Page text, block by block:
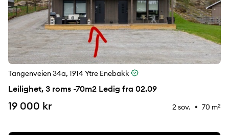
Tangenveien 34a, 1914 Ytre Enebakk
Leilighet, 3 roms -70m2 Ledig fra 02.09
19 000 kr 2 sov. ⚉ 70 m2